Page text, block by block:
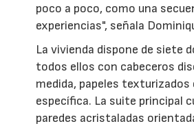
poco a poco, como una
experiencias", señala
La vivienda dispone de siete
todos ellos con cabeceros
medida, papeles texturizados
específica. La suite principal
paredes acristaladas